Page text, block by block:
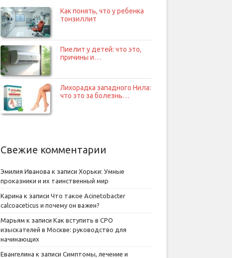
Как понять, что у ребенка
тонзиллит
Пиелит у детей: что это,
причины и…
Лихорадка западного Нила:
что это за болезнь…
Свежие комментарии
Эмилия Иванова к записи Хорьки: Умные
проказники и их таинственный мир
Карина к записи Что такое Acinetobacter
calcoaceticus и почему он важен?
Марьям к записи Как вступить в СРО
изыскателей в Москве: руководство для
начинающих
Евангелина к записи Симптомы, лечение и